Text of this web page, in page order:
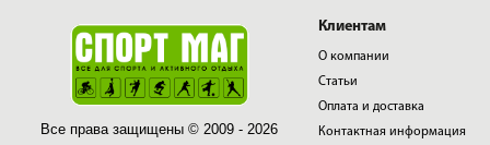
Все права защищены © 2009 - 2026
Клиентам
О компании
Статьи
Оплата и доставка
Контактная информация